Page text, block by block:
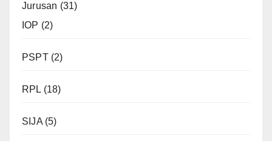
Jurusan (31)
IOP (2)
PSPT(2)
RPL (18)
SIJA(5)